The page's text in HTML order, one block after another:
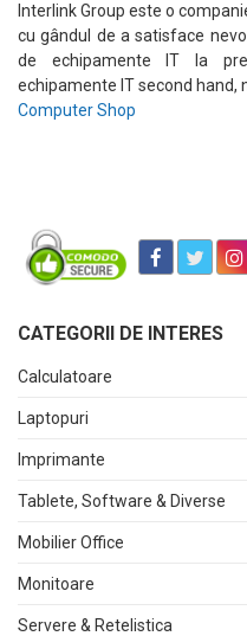
Interlink Group este o
cu gândul de a satisface
de echipamente IT la
echipamente IT second hand,
Computer Shop
CATEGORII DE INTERES
Calculatoare
Laptopuri
Imprimante
Tablete, Software & Diverse
Mobilier Office
Monitoare
Servere & Retelistica